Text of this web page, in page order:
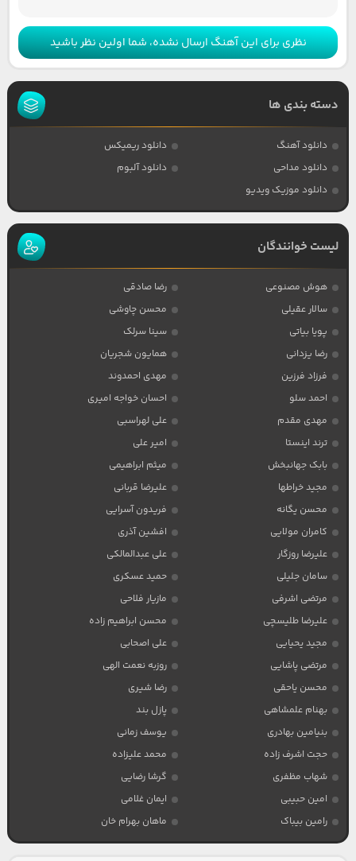
نظری برای این آهنگ ارسال نشده، شما اولین نظر باشید
دسته بندی ها
دانلود آهنگ
دانلود ریمیکس
دانلود مداحی
دانلود آلبوم
دانلود موزیک ویدیو
لیست خوانندگان
هوش مصنوعی
رضا صادقی
سالار عقیلی
محسن چاوشی
پویا بیاتی
سینا سرلک
رضا یزدانی
همایون شجریان
فرزاد فرزین
مهدی احمدوند
احمد سلو
احسان خواجه امیری
مهدی مقدم
علی لهراسبی
ترند اینستا
امیر علی
بابک جهانبخش
میثم ابراهیمی
مجید خراطها
علیرضا قربانی
محسن یگانه
فریدون آسرایی
کامران مولایی
افشین آذری
علیرضا روزگار
علی عبدالمالکی
سامان جلیلی
حمید عسکری
مرتضی اشرفی
مازیار فلاحی
علیرضا طلیسچی
محسن ابراهیم زاده
مجید یحیایی
علی اصحابی
مرتضی پاشایی
روزبه نعمت الهی
محسن یاحقی
رضا شیری
بهنام علمشاهی
پازل بند
بنیامین بهادری
یوسف زمانی
حجت اشرف زاده
محمد علیزاده
شهاب مظفری
گرشا رضایی
امین حبیبی
ایمان غلامی
رامین بیباک
ماهان بهرام خان